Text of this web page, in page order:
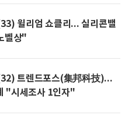
윌리엄 쇼클리... 실리콘밸
벨상"
트렌드포스(集邦科技)...
"시세조사 1인자"